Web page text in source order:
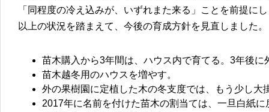
「同程度の冷え込みが、いずれまた来る」ことを前提に
以上の状況を踏まえて、今後の育成方針を見直しました。
苗木購入から3年間は、ハウス内で育てる。3年後に
苗木越冬用のハウスを増やす。
外の果樹園に定植した木の冬支度では、もう少し大
2017年に名前を付けた苗木の割当ては、一旦白紙